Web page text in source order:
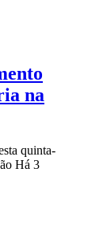
na
quinta-
Há 3